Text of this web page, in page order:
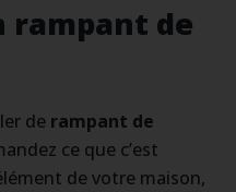
de rampant de
ce que c’est
de votre maison,